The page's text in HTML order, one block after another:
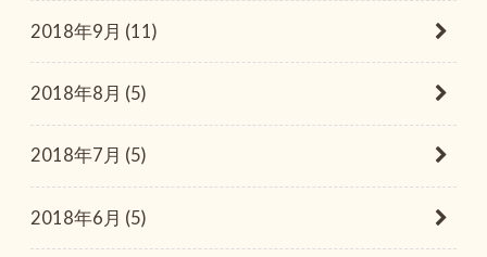
2018年9月 (11)
2018年8月 (5)
2018年7月 (5)
2018年6月 (5)